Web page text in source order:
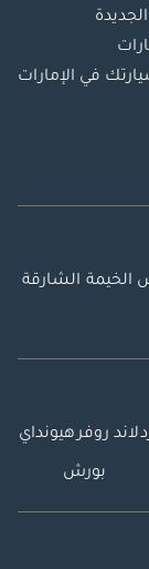
في الإمارات
الخيمة الشارقة
لاند روفرهيونداي
بورش